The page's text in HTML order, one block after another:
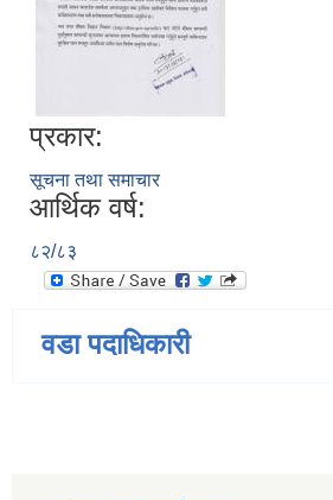
प्रकार:
सूचना तथा समाचार
आर्थिक वर्ष:
८२/८३
वडा पदाधिकारी